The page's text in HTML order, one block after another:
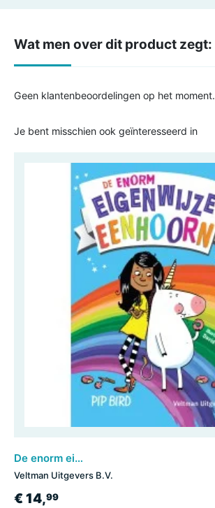
Wat men over dit product zegt:
Geen klantenbeoordelingen op het moment.
Je bent misschien ook geïnteresseerd in
De enorm eigenwijze eenhoorn
Veltman Uitgevers B.V.
€ 14,99